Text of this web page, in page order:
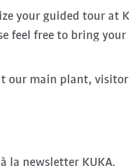
your guided tour at
feel free to bring
our main plant,
la newsletter KUKA.